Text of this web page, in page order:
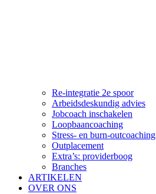
Re-integratie 2e spoor
Arbeidsdeskundig advies
Jobcoach inschakelen
Loopbaancoaching
Stress- en burn-outcoaching
Outplacement
Extra’s: providerboog
Branches
ARTIKELEN
OVER ONS